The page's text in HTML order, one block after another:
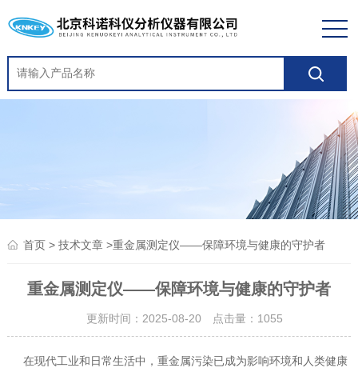
首页> 技术文章>重金属测定仪——保障环境与健康的守护者
重金属测定仪——保障环境与健康的守护者
更新时间：2025-08-20 点击量： 1055
在现代工业和日常生活中，重金属污染已成为影响环境和人类健康